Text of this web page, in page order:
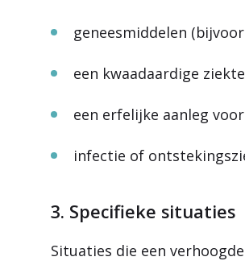
geneesmiddelen
een kwaadaardige ziekte
een erfelijke aanleg
infectie of
3. Specifieke situaties
Situaties die een